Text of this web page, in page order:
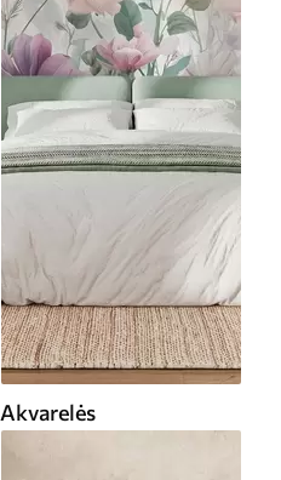
Akvarelės